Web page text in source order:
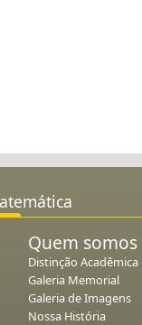
Quem somos
Distinção Acadêmica
Galeria Memorial
Galeria de Imagens
Nossa História